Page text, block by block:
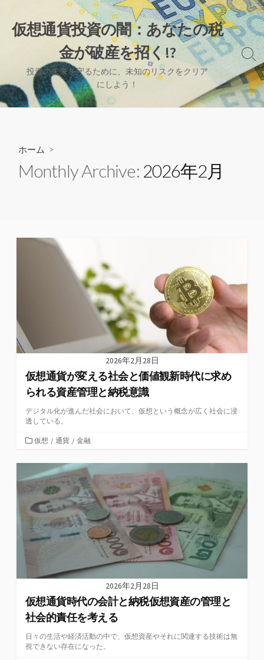
へ
ス
キ
仮想通貨投資の闇：あなたの税
金が破産を招く!?
投資の未来を守るために、未知のリスクをクリア
にしよう！
検
索
切
り
替
ホーム >
Monthly Archive: 2026年2月
2026年2月28日
仮想通貨が変える社会と価値観新時代に求め
られる資産管理と納税意識
デジタル化が進んだ社会において、仮想という概念が広く社会に浸
透している。
カ
ゴ
リ
ー
仮想 / 通貨 / 金融
2026年2月28日
仮想通貨時代の会計と納税仮想資産の管理と
社会的責任を考える
日々の生活や経済活動の中で、仮想資産やそれに関連する技術は無
視できない存在になった。